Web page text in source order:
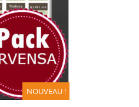
NOUVEAU !